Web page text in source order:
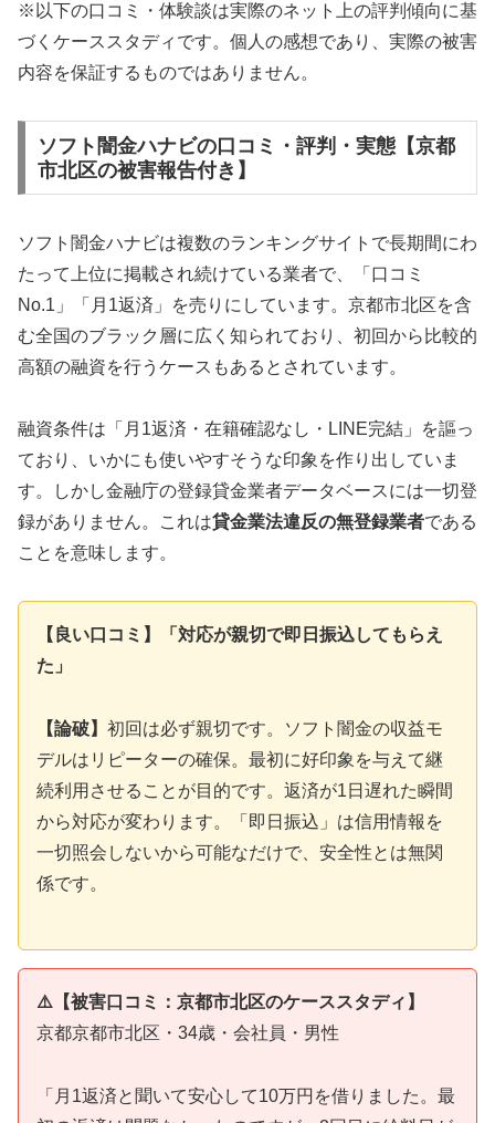
※以下の口コミ・体験談は実際のネット上の評判傾向に基
づくケーススタディです。個人の感想であり、実際の被害
内容を保証するものではありません。
ソフト闇金ハナビの口コミ・評判・実態【京都
市北区の被害報告付き】
ソフト闇金ハナビは複数のランキングサイトで長期間にわ
たって上位に掲載され続けている業者で、「口コミ
No.1」「月1返済」を売りにしています。京都市北区を含
む全国のブラック層に広く知られており、初回から比較的
高額の融資を行うケースもあるとされています。
融資条件は「月1返済・在籍確認なし・LINE完結」を謳っ
ており、いかにも使いやすそうな印象を作り出していま
す。しかし金融庁の登録貸金業者データベースには一切登
録がありません。これは貸金業法違反の無登録業者である
ことを意味します。
【良い口コミ】「対応が親切で即日振込してもらえ
た」
【論破】 初回は必ず親切です。ソフト闇金の収益モ
デルはリピーターの確保。最初に好印象を与えて継
続利用させることが目的です。返済が1日遅れた瞬間
から対応が変わります。「即日振込」は信用情報を
一切照会しないから可能なだけで、安全性とは無関
係です。
⚠️【被害口コミ：京都市北区のケーススタディ】
京都京都市北区・34歳・会社員・男性
「月1返済と聞いて安心して10万円を借りました。最